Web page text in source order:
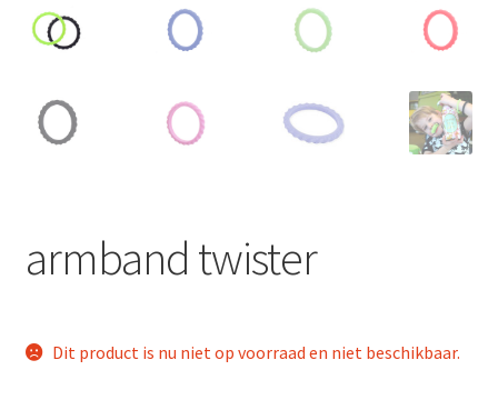
TOS
HB
armband twister
Dit product is nu niet op voorraad en niet beschikbaar.